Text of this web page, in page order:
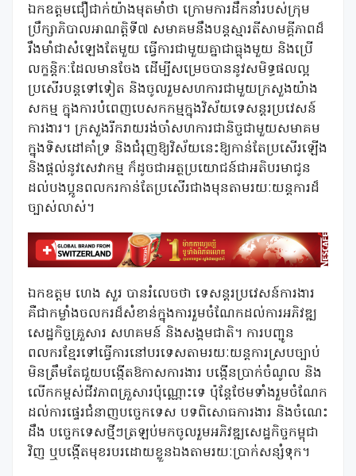
ឯកឧត្តមជឿជាក់យ៉ាងមុតមាំថា ក្រោមការដឹកនាំរបស់ក្រុម
ប្រឹក្សាភិបាលអាណត្តិទី៧ សមាគមនឹងបន្តស្មារតីសាមគ្គីភាពដ៏
រឹងមាំជាសំឡេងតែមួយ ធ្វើការជាមួយគ្នាជាធ្លុងមួយ និងប្រើ
លក្ខន្តិកៈដែលមានចែង ដើម្បីសម្រេចបាននូវសមិទ្ធផលល្អ
ប្រសើរបន្តទៅទៀត និងចូលរួមសហការជាមួយក្រសួងយ៉ាង
សកម្ម ក្នុងការបំពេញបេសកកម្មក្នុងវិស័យទេសន្តរប្រវេសន៍
ការងារ។ ក្រសួងរីករាយរង់ចាំសហការជានិច្ចជាមួយសមាគម
ក្នុងទិសដៅគាំទ្រ និងជំរុញឱ្យវិស័យនេះឱ្យកាន់តែប្រសើរឡើង
និងផ្តល់នូវសេវាកម្ម ក៏ដូចជាអត្ថប្រយោជន៍ជាអតិបរមាជូន
ដល់បងប្អូនពលករកាន់តែប្រសើរជាងមុនតាមរយៈយន្តការដ៏
ច្បាស់លាស់។
ឯកឧត្តម ហេង សួរ បានរំលេចថា ទេសន្តរប្រវេសន៍ការងារ
គឺជាកម្លាំងចលករដ៏សំខាន់ក្នុងការរួមចំណែកដល់ការអភិវឌ្ឍ
សេដ្ឋកិច្ចគ្រួសារ សហគមន៍ និងសង្គមជាតិ។ ការបញ្ជូន
ពលករខ្មែរទៅធ្វើការនៅបរទេសតាមរយៈយន្តការស្របច្បាប់
មិនត្រឹមតែជួយបង្កើតឱកាសការងារ បង្កើនប្រាក់ចំណូល និង
លើកកម្ពស់ជីវភាពគ្រួសារប៉ុណ្ណោះទេ ប៉ុន្តែថែមទាំងរួមចំណែក
ដល់ការផ្ទេរជំនាញបច្ចេកទេស បទពិសោធការងារ និងចំណេះ
ដឹង បច្ចេកទេសថ្មីៗត្រឡប់មកចូលរួមអភិវឌ្ឍសេដ្ឋកិច្ចកម្ពុជា
វិញ ឬបង្កើតមុខរបរដោយខ្លួនឯងតាមរយៈប្រាក់សន្សំទុក។